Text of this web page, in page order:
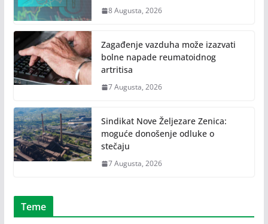
8 Augusta, 2026
Zagađenje vazduha može izazvati
bolne napade reumatoidnog
artritisa
7 Augusta, 2026
Sindikat Nove Željezare Zenica:
moguće donošenje odluke o
stečaju
7 Augusta, 2026
Teme